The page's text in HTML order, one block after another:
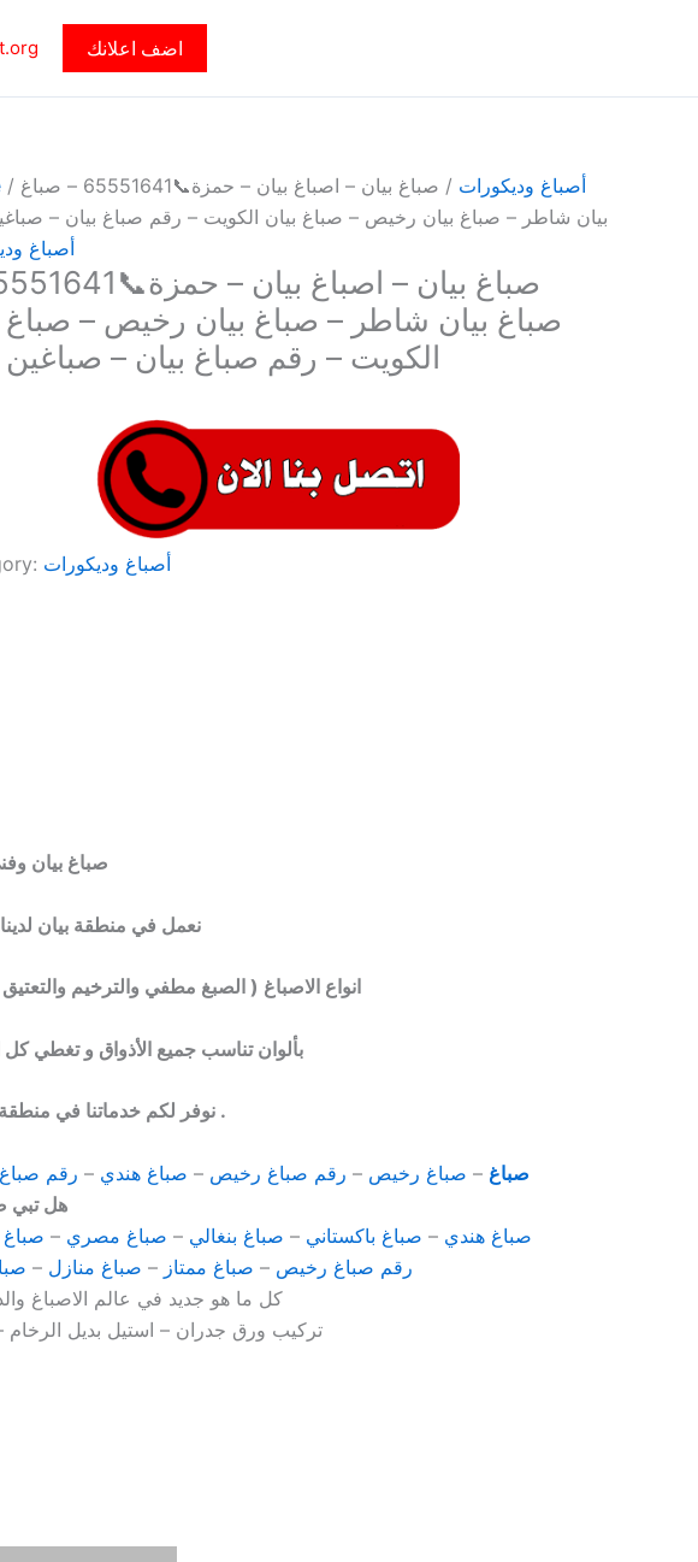
اضف اعلانك
/ أصباغ وديكورات
/ صباغ بيان – اصباغ بيان – حمزة📞65551641 – صباغ
بيان شاطر – صباغ بيان رخيص – صباغ بيان الكويت – رقم صباغ بيان –
أصباغ
صباغ بيان شاطر – صباغ بيان رخيص – صباغ
الكويت – رقم صباغ بيان – صباغين
أصباغ وديكورات
صباغ بيان
نعمل في منطقة بيان
انواع الاصباغ ( الصبغ مطفي والترخيم
بألوان تناسب جميع الأذواق و تغطي
نوفر لكم خدماتنا في منطقة بيان صباغ رخيص ونعمل في جميع مناطق محافظة حولى .
صباغ – صباغ رخيص – رقم صباغ رخيص – صباغ هندي – رقم صباغ
هل تبي
صباغ هندي – صباغ باكستاني – صباغ بنغالي – صباغ مصري – صباغ
رقم صباغ رخيص – صباغ ممتاز – صباغ منازل –
كل ما هو جديد في عالم الاصباغ
تركيب ورق جدران – استيل بديل